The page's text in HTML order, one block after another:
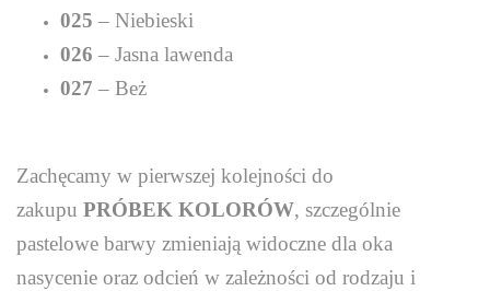
025 – Niebieski
026 – Jasna lawenda
027 – Beż
Zachęcamy w pierwszej kolejności do
zakupu PRÓBEK KOLORÓW, szczególnie
pastelowe barwy zmieniają widoczne dla oka
nasycenie oraz odcień w zależności od rodzaju i